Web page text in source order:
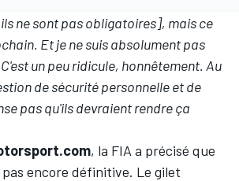
ne sont pas obligatoires], mais ce
Et je ne suis absolument pas
un peu ridicule, honnêtement. Au
de sécurité personnelle et de
pas qu'ils devraient rendre ça
, la FIA a précisé que
encore définitive. Le gilet